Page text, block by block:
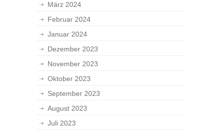
März 2024
Februar 2024
Januar 2024
Dezember 2023
November 2023
Oktober 2023
September 2023
August 2023
Juli 2023